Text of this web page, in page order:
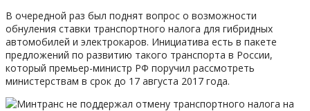
В очередной раз был поднят вопрос о возможности
обнуления ставки транспортного налога для гибридных
автомобилей и электрокаров. Инициатива есть в пакете
предложений по развитию такого транспорта в России,
который премьер-министр РФ поручил рассмотреть
министерствам в срок до 17 августа 2017 года.